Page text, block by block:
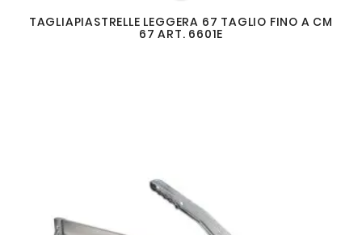
TAGLIAPIASTRELLE LEGGERA 67 TAGLIO FINO A CM
67 ART. 6601E